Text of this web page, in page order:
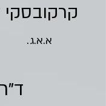
קרקובסקי
א.א.ג.
ד"ר